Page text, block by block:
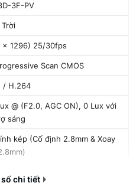
3F-PV
Trời
× 1296) 25/30fps
Scan CMOS
/ H.264
@ (F2.0, AGC ON), 0 Lux với
sáng
kép (Cố định 2.8mm & Xoay
chi tiết